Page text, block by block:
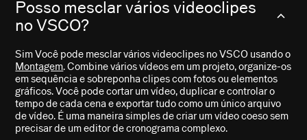
Posso mesclar vários videoclipes
no VSCO?
Sim Você pode mesclar vários videoclipes no VSCO usando o
Montagem. Combine vários vídeos em um projeto, organize-os
em sequência e sobreponha clipes com fotos ou elementos
gráficos. Você pode cortar um vídeo, duplicar e controlar o
tempo de cada cena e exportar tudo como um único arquivo
de vídeo. É uma maneira simples de criar um vídeo coeso sem
precisar de um editor de cronograma complexo.